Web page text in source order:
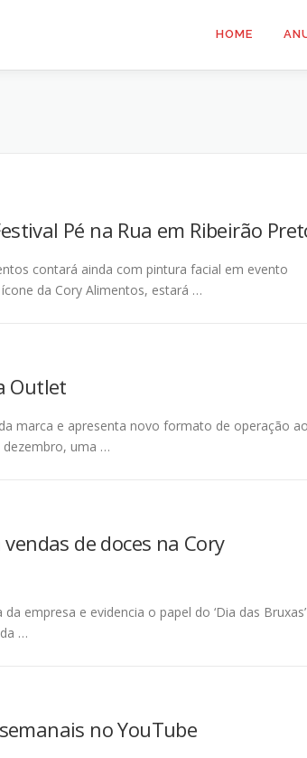
HOME
Pé na Rua em Ribeirão
contará ainda com pintura facial em evento
da Cory Alimentos, estará …
Outlet
marca e apresenta novo formato de operação
dezembro, uma …
de doces na Cory
empresa e evidencia o papel do ‘Dia das Bruxas’
…
no YouTube